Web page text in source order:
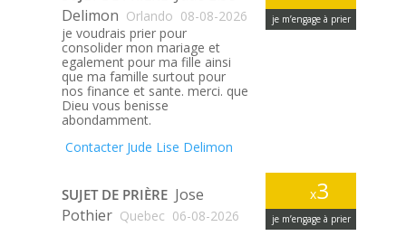
je m’engage à prier
Delimon Orlando 08-08-2026
je voudrais prier pour
consolider mon mariage et
egalement pour ma fille ainsi
que ma famille surtout pour
nos finance et sante. merci. que
Dieu vous benisse
abondamment.
Contacter Jude Lise Delimon
x3
je m’engage à prier
SUJET DE PRIÈRE Jose
Pothier Quebec 06-08-2026